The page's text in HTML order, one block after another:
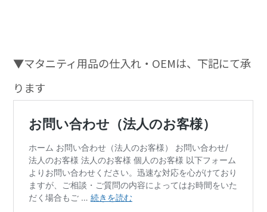
▼マタニティ用品の仕入れ・OEMは、下記にて承
ります